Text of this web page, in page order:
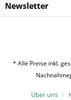
Newsletter
* Alle Preise inkl.
Über uns